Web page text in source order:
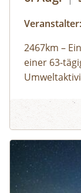
Veranstalter:
2467km –
einer 63-
München
Schwarzen
Kino beim